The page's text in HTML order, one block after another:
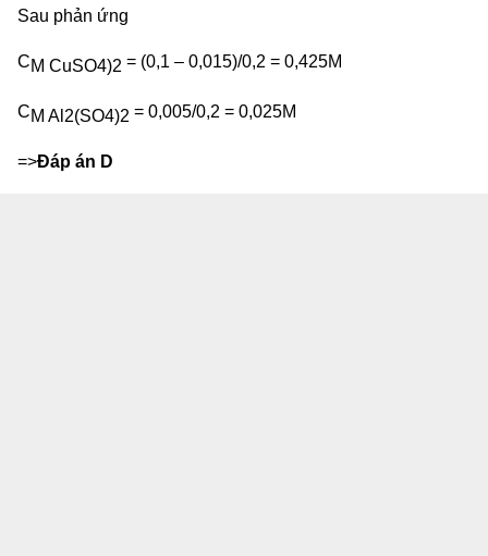
Sau phản ứng
CM CuSO4)2 = (0,1 – 0,015)/0,2 = 0,425M
CM Al2(SO4)2 = 0,005/0,2 = 0,025M
=>Đáp án D